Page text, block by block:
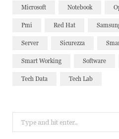
Microsoft Notebook
Pmi Red Hat
Server Sicurezza
Smart Working Software
Tech Data Tech Lab
for: